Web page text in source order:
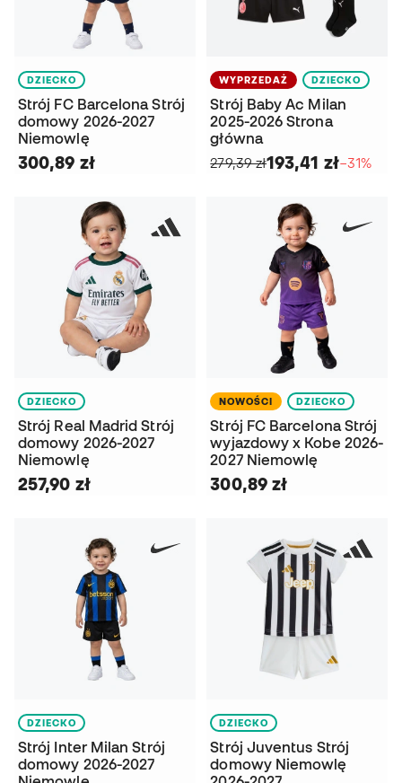
DZIECKO
Strój FC Barcelona Strój
domowy 2026-2027
Niemowlę
300,89 zł
WYPRZEDAŻ DZIECKO
Strój Baby Ac Milan
2025-2026 Strona
główna
279,39 zł193,41 zł−31%
DZIECKO
Strój Real Madrid Strój
domowy 2026-2027
Niemowlę
257,90 zł
NOWOŚCI DZIECKO
Strój FC Barcelona Strój
wyjazdowy x Kobe 2026-
2027 Niemowlę
300,89 zł
DZIECKO
Strój Inter Milan Strój
domowy 2026-2027
DZIECKO
Strój Juventus Strój
domowy Niemowlę